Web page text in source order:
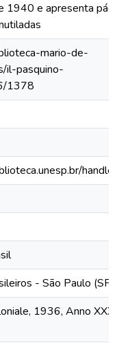
e apresenta
mario-de-
il-pasquino-
1378
- São Paulo (SP)
1936, Anno